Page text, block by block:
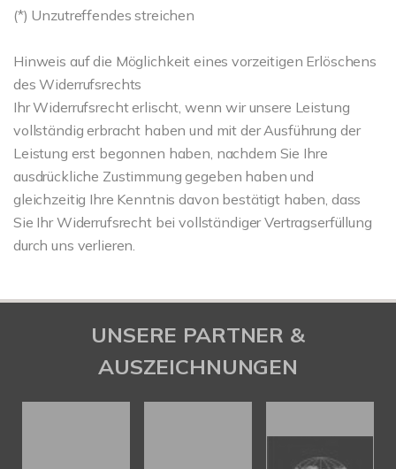
(*) Unzutreffendes streichen
Hinweis auf die Möglichkeit eines vorzeitigen Erlöschens
des Widerrufsrechts
Ihr Widerrufsrecht erlischt, wenn wir unsere Leistung
vollständig erbracht haben und mit der Ausführung der
Leistung erst begonnen haben, nachdem Sie Ihre
ausdrückliche Zustimmung gegeben haben und
gleichzeitig Ihre Kenntnis davon bestätigt haben, dass
Sie Ihr Widerrufsrecht bei vollständiger Vertragserfüllung
durch uns verlieren.
UNSERE PARTNER &
AUSZEICHNUNGEN